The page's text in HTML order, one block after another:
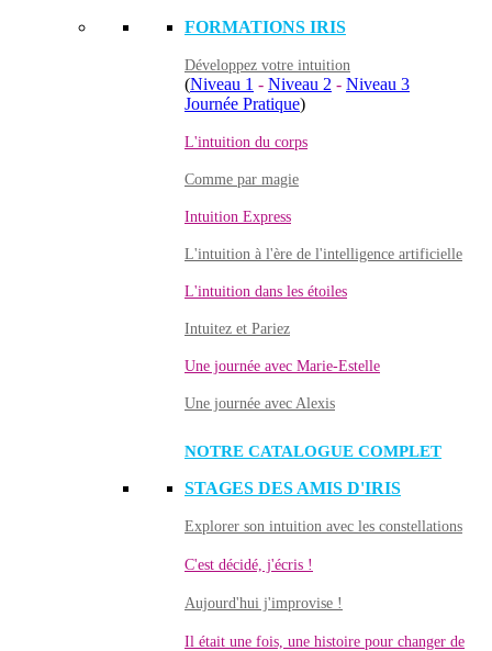
FORMATIONS IRIS
Développez votre intuition
(Niveau 1 - Niveau 2 - Niveau 3
Journée Pratique)
L'intuition du corps
Comme par magie
Intuition Express
L'intuition à l'ère de l'intelligence artificielle
L'intuition dans les étoiles
Intuitez et Pariez
Une journée avec Marie-Estelle
Une journée avec Alexis
NOTRE CATALOGUE COMPLET
STAGES DES AMIS D'IRIS
Explorer son intuition avec les constellations
C'est décidé, j'écris !
Aujourd'hui j'improvise !
Il était une fois, une histoire pour changer de